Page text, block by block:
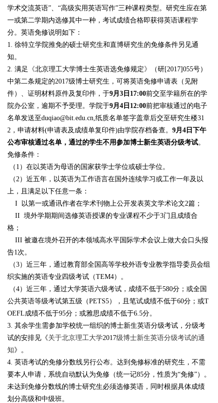
学术交流英语”、“高级实用英语写作”三种课程类型。研究生应在第
一或第二学期内选修其中一种，考试成绩合格即获得英语课程学
分。英语免修说明如下：
1. 徐特立学院推免的硕士研究生和直博研究生的免修条件另见通
知。
2. 满足 《北京理工大学博士生英语选免修规定》 （研[2017]055号）
中第二条规定的2017级博士研究生 ， 可将英语免修申请表（见附
件）、证明材料原件及复印件，于9月3日17:00前交至学籍所在的学
院办公室，逾期不予受理。学院于9月4日12:00前把审核通过的电子
名单发送至duqiao@bit.edu.cn,纸质名单签字盖章后交至研究生楼31
2，申请材料(申请表及成绩单复印件)由学院存档备查。 9 月 4 日下午
公布审核通过名单，通过的学生不用参加博士新生英语分级考试。
免修条件：
（ 1 ）在以英语为母语的国家获学士学位或硕士学位。
（ 2 ）近五年，以英语为工作语言在国外连续学习或工作一年及以
上，且满足以下任意一条：
I
以第一或通讯作者在学术刊物上公开发表英文学术论文2篇；
II 境外学期期间选修英语授课的专业课程不少于3门且成绩合
格；
III 被邀在境外召开的本领域高水平国际学术会议上做大会口头报
告1 次。
（3）近三年，通过教育部全国高等学校外语专业教学指导委员会组
织实施的英语专业四级考试（TEM4）。
（4）近三年，通过大学英语六级考试，成绩不低于580分；或全国
公共英语等级考试第五级（PETS5），且笔试成绩不低于60分；或T
OEFL成绩不低于95分；或雅思成绩不低于6.5分。
3. 其余学生需参加学校统一组织的博士新生英语分级考试，分级考
试的安排见《关于北京理工大学2017级博士新生英语分级考试的通
知》。
4 英语考试的免修分数线另行公布。 达到免修标准的研究生，不需
要本人申请，系统自动默认为免修（统一记85分，性质为“免修”）。
未达到免修分数线的博士研究生必须选修英语，同时根据具体成绩
划分高级和中级班。